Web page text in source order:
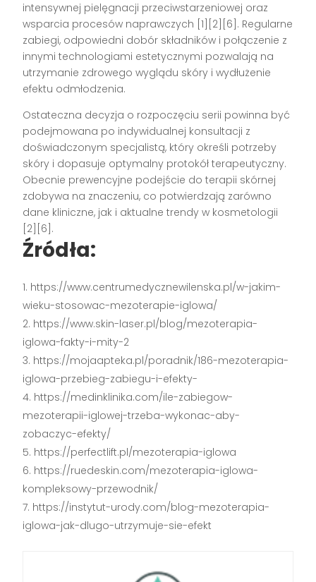
intensywnej pielęgnacji przeciwstarzeniowej oraz
wsparcia procesów naprawczych [1][2][6]. Regularne
zabiegi, odpowiedni dobór składników i połączenie z
innymi technologiami estetycznymi pozwalają na
utrzymanie zdrowego wyglądu skóry i wydłużenie
efektu odmłodzenia.
Ostateczna decyzja o rozpoczęciu serii powinna być
podejmowana po indywidualnej konsultacji z
doświadczonym specjalistą, który określi potrzeby
skóry i dopasuje optymalny protokół terapeutyczny.
Obecnie prewencyjne podejście do terapii skórnej
zdobywa na znaczeniu, co potwierdzają zarówno
dane kliniczne, jak i aktualne trendy w kosmetologii
[2][6].
Źródła:
https://www.centrumedycznewilenska.pl/w-jakim-
wieku-stosowac-mezoterapie-iglowa/
https://www.skin-laser.pl/blog/mezoterapia-
iglowa-fakty-i-mity-2
https://mojaapteka.pl/poradnik/186-mezoterapia-
iglowa-przebieg-zabiegu-i-efekty-
https://medinklinika.com/ile-zabiegow-
mezoterapii-iglowej-trzeba-wykonac-aby-
zobaczyc-efekty/
https://perfectlift.pl/mezoterapia-iglowa
https://ruedeskin.com/mezoterapia-iglowa-
kompleksowy-przewodnik/
https://instytut-urody.com/blog-mezoterapia-
iglowa-jak-dlugo-utrzymuje-sie-efekt